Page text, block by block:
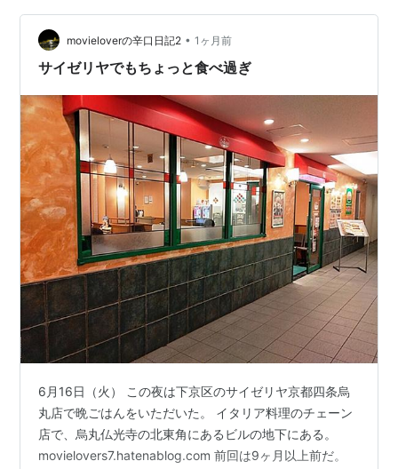
movieloverの辛口日記2 • 1ヶ月前
サイゼリヤでもちょっと食べ過ぎ
6月16日（火） この夜は下京区のサイゼリヤ京都四条烏
丸店で晩ごはんをいただいた。 イタリア料理のチェーン
店で、烏丸仏光寺の北東角にあるビルの地下にある。
movielovers7.hatenablog.com 前回は9ヶ月以上前だ。